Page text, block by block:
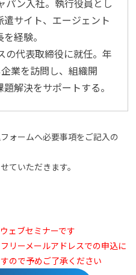
パン入社。執行役員とし
サイト、エージェント
経験。
の代表取締役に就任。年
業を訪問し、組織開
解決をサポートする。
ォームへ必要事項をご記入の
ていただきます。
ェブセミナーです
リーメールアドレスでの申込に
ので予めご了承ください